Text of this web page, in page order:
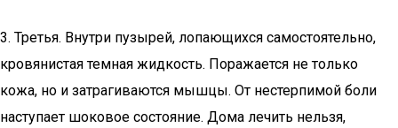
3. Третья. Внутри пузырей, лопающихся самостоятельно,
кровянистая темная жидкость. Поражается не только
кожа, но и затрагиваются мышцы. От нестерпимой боли
наступает шоковое состояние. Дома лечить нельзя,